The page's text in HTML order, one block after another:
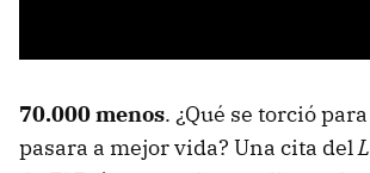
70.000 menos. ¿Qué se torció
pasara a mejor vida? Una cita del